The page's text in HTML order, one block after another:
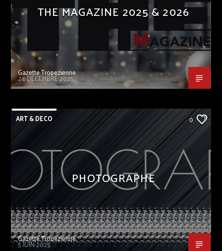
THE MAGAZINE 2025 & 2026
Gazette Tropezienne
24 DÉCEMBRE 2025
ART & DECO 0
PHOTOGRAPHE
Gazette Tropezienne
5 JUIN 2025